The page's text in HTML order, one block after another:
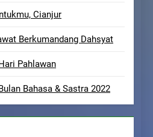
Cianjur
Berkumandang Dahsyat
Pahlawan
Bahasa & Sastra 2022